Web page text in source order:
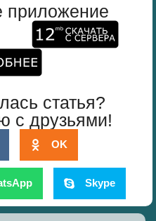
приложение
статья?
с друзьями!
OK
Skype